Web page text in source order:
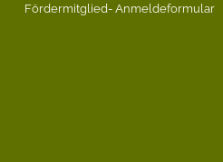
Fördermitglied- Anmeldeformular